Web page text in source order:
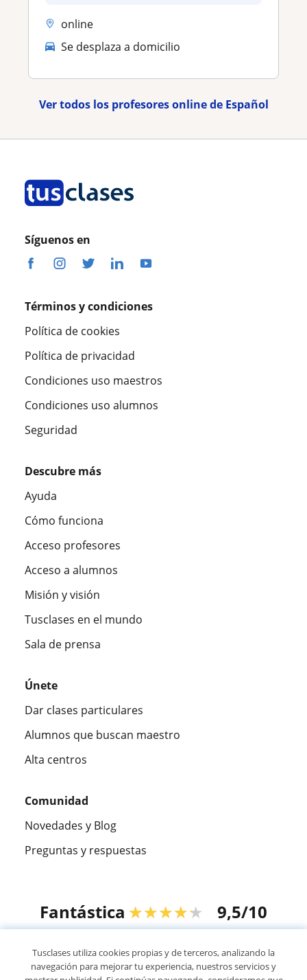
online
Se desplaza a domicilio
Ver todos los profesores online de Español
Síguenos en
Términos y condiciones
Política de cookies
Política de privacidad
Condiciones uso maestros
Condiciones uso alumnos
Seguridad
Descubre más
Ayuda
Cómo funciona
Acceso profesores
Acceso a alumnos
Misión y visión
Tusclases en el mundo
Sala de prensa
Únete
Dar clases particulares
Alumnos que buscan maestro
Alta centros
Comunidad
Novedades y Blog
Preguntas y respuestas
Fantástica ★★★★★ 9,5/10
Tusclases utiliza cookies propias y de terceros, analizando la
navegación para mejorar tu experiencia, nuestros servicios y